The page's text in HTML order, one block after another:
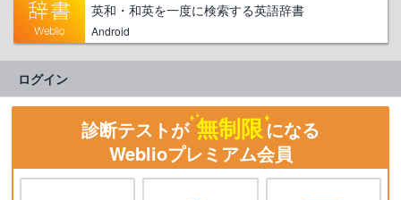
英和・和英を一度に検索する英語辞書
Android
ログイン
診断テストが 無制限になる
Weblioプレミアム会員